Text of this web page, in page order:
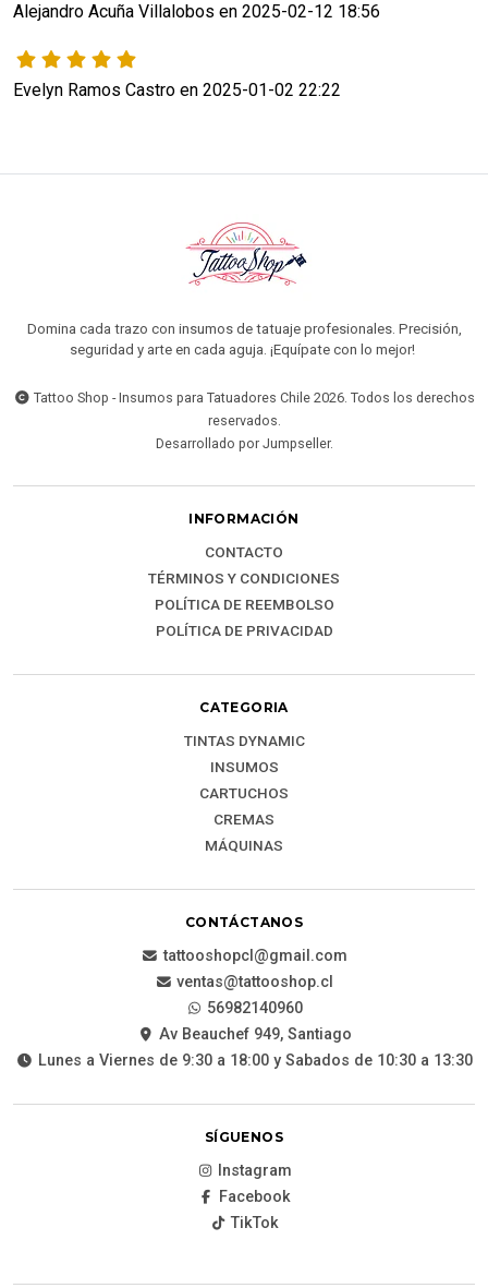
Alejandro Acuña Villalobos en 2025-02-12 18:56
Evelyn Ramos Castro en 2025-01-02 22:22
Domina cada trazo con insumos de tatuaje profesionales. Precisión,
seguridad y arte en cada aguja. ¡Equípate con lo mejor!
Tattoo Shop - Insumos para Tatuadores Chile 2026. Todos los derechos
reservados.
Desarrollado por Jumpseller.
INFORMACIÓN
CONTACTO
TÉRMINOS Y CONDICIONES
POLÍTICA DE REEMBOLSO
POLÍTICA DE PRIVACIDAD
CATEGORIA
TINTAS DYNAMIC
INSUMOS
CARTUCHOS
CREMAS
MÁQUINAS
CONTÁCTANOS
tattooshopcl@gmail.com
ventas@tattooshop.cl
56982140960
Av Beauchef 949, Santiago
Lunes a Viernes de 9:30 a 18:00 y Sabados de 10:30 a 13:30
SÍGUENOS
Instagram
Facebook
TikTok